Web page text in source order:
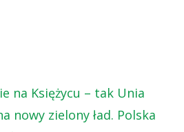
na Księżycu – tak Unia
nowy zielony ład. Polska